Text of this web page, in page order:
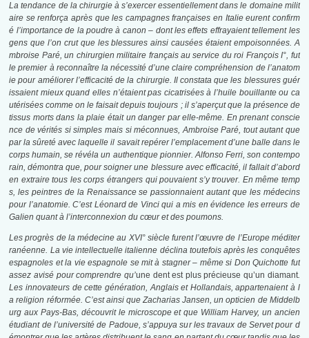
La tendance de la chirurgie à s’exercer essentiellement dans le domaine milit
aire se renforça après que les campagnes françaises en Italie eurent confirm
é l’importance de la poudre à canon – dont les effets effrayaient tellement les
gens que l’on crut que les blessures ainsi causées étaient empoisonnées. A
mbroise Paré, un chirurgien militaire français au service du roi François I°, fut
le premier à reconnaître la nécessité d’une claire compréhension de l’anatom
ie pour améliorer l’efficacité de la chirurgie. Il constata que les blessures guér
issaient mieux quand elles n’étaient pas cicatrisées à l’huile bouillante ou ca
utérisées comme on le faisait depuis toujours ; il s’aperçut que la présence de
tissus morts dans la plaie était un danger par elle-même. En prenant conscie
nce de vérités si simples mais si méconnues, Ambroise Paré, tout autant que
par la sûreté avec laquelle il savait repérer l’emplacement d’une balle dans le
corps humain, se révéla un authentique pionnier. Alfonso Ferri, son contempo
rain, démontra que, pour soigner une blessure avec efficacité, il fallait d’abord
en extraire tous les corps étrangers qui pouvaient s’y trouver. En même temp
s, les peintres de la Renaissance se passionnaient autant que les médecins
pour l’anatomie. C’est Léonard de Vinci qui a mis en évidence les erreurs de
Galien quant à l’interconnexion du cœur et des poumons.
Les progrès de la médecine au XVI° siècle furent l’œuvre de l’Europe méditer
ranéenne. La vie intellectuelle italienne déclina toutefois après les conquêtes
espagnoles et la vie espagnole se mit à stagner – même si Don Quichotte fut
assez avisé pour comprendre qu’une dent est plus précieuse qu’un diamant.
Les innovateurs de cette génération, Anglais et Hollandais, appartenaient à l
a religion réformée. C’est ainsi que Zacharias Jansen, un opticien de Middelb
urg aux Pays-Bas, découvrit le microscope et que William Harvey, un ancien
étudiant de l’université de Padoue, s’appuya sur les travaux de Servet pour d